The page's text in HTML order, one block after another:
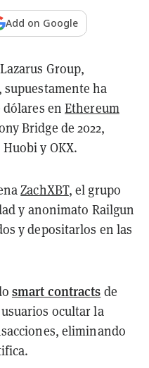
Add on Google
Group,
supuestamente ha
dólares enEthereum
Bridge de 2022,
Huobi y OKX.
ZachXBT, el grupo
y anonimato Railgun
y depositarlos en las
smart contracts de
ocultar la
eliminando